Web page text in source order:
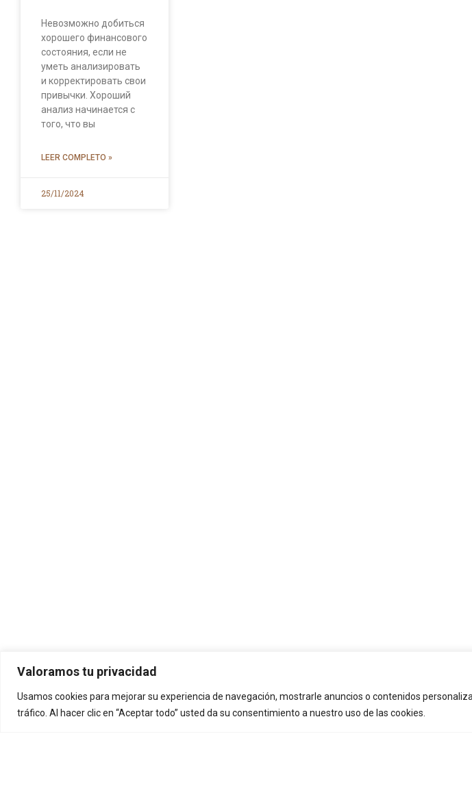
Valoramos tu privacidad
Usamos cookies para mejorar su experiencia de navegación, mostrarle anuncios o contenidos
tráfico. Al hacer clic en “Aceptar todo” usted da su consentimiento a nuestro uso de las cookies.
Невозможно добиться
хорошего финансового
состояния, если не
уметь анализировать
и корректировать свои
привычки. Хороший
анализ начинается с
того, что вы
LEER COMPLETO »
25/11/2024